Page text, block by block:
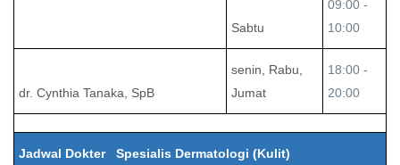
Sabtu
09:00 -
10:00
dr. Cynthia Tanaka, SpB
senin, Rabu,
Jumat
18:00 -
20:00
Jadwal Dokter Spesialis Dermatologi (Kulit)